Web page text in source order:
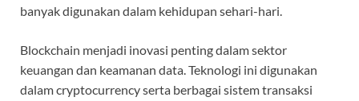
banyak digunakan dalam kehidupan sehari-hari.
Blockchain menjadi inovasi penting dalam sektor
keuangan dan keamanan data. Teknologi ini digunakan
dalam cryptocurrency serta berbagai sistem transaksi